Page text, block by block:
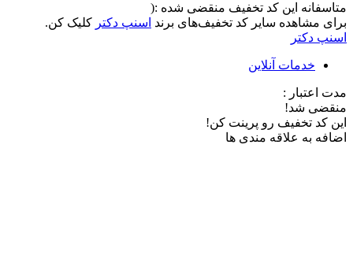
متاسفانه این کد تخفیف منقضی شده :(
برای مشاهده سایر کد تخفیف‌های برند اسنپ دکتر کلیک کن.
اسنپ دکتر
خدمات آنلاین
مدت اعتبار :
منقضی شد!
این کد تخفیف رو پرینت کن!
اضافه به علاقه مندی ها